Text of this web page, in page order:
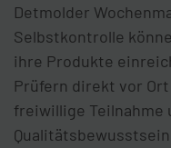
Detmolder
Selbstkontrolle
ihre Produkte
Prüfern direkt vor
freiwillige